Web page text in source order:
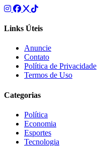
Links Úteis
Anuncie
Contato
Política de Privacidade
Termos de Uso
Categorias
Política
Economia
Esportes
Tecnologia